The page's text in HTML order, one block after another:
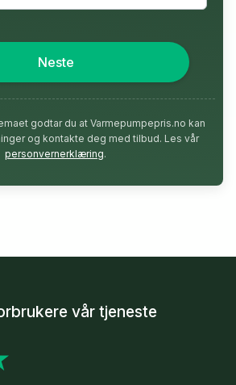
Neste
godtar du at Varmepumpepris.no kan
og kontakte deg med tilbud. Les vår
personvernerklæring.
vår tjeneste